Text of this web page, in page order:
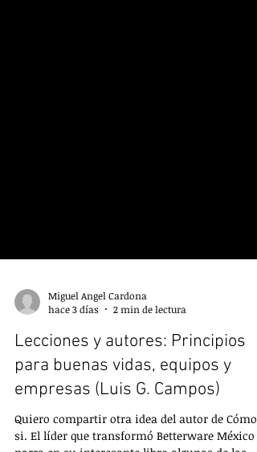
Miguel Angel Cardona
hace 3 días
Lecciones y autores: Principios
para buenas vidas, equipos y
empresas (Luis G. Campos)